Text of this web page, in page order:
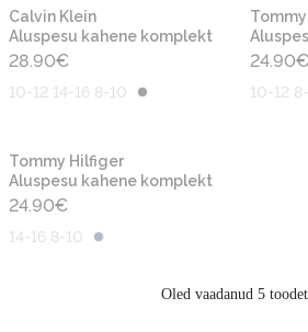
Calvin Klein
Aluspesu kahene komplekt
28.90€
10-12 14-16 8-10
24.90€
10-12
Tommy Hilfiger
Aluspesu kahene komplekt
24.90€
14-16 8-10
Oled vaadanud 5